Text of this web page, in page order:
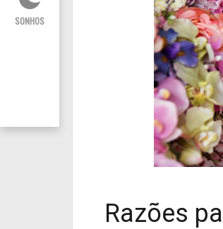
SONHOS
Razões